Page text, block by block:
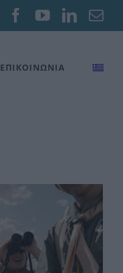
Facebook
YouTube
ΕΠΙΚΟΙΝΩΝΙΑ